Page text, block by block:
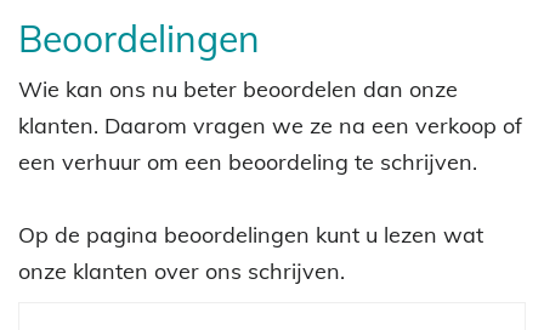
Beoordelingen
Wie kan ons nu beter beoordelen dan onze
klanten. Daarom vragen we ze na een verkoop of
een verhuur om een beoordeling te schrijven.
Op de pagina beoordelingen kunt u lezen wat
onze klanten over ons schrijven.